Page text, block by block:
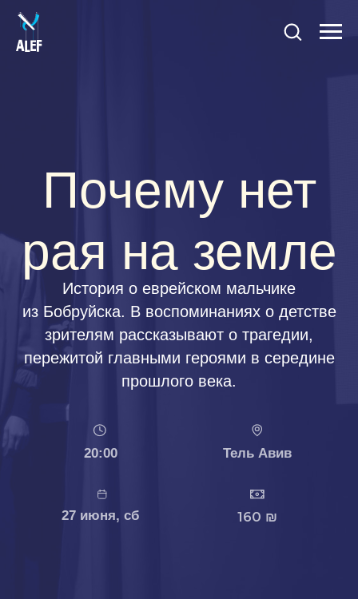
Купить билет
История о еврейском мальчике
зрителям рассказывают о трагедии,
пережитой главными героями в середине
прошлого века.
рая на земле
20:00